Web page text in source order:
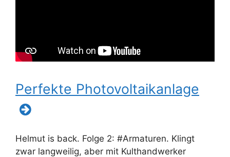
Perfekte Photovoltaikanlage
Helmut is back. Folge 2: #Armaturen. Klingt
zwar langweilig, aber mit Kulthandwerker